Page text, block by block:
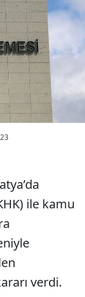
ile kamu
verdi.